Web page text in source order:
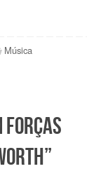
Música
forças